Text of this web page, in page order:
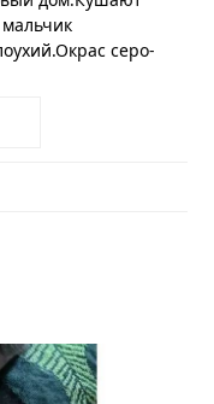
мальчик
серо-